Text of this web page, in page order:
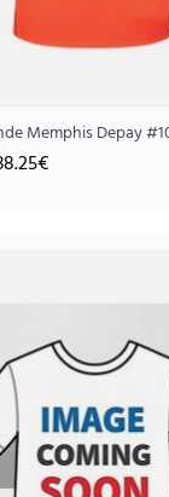
..
#1
Memphis Depay